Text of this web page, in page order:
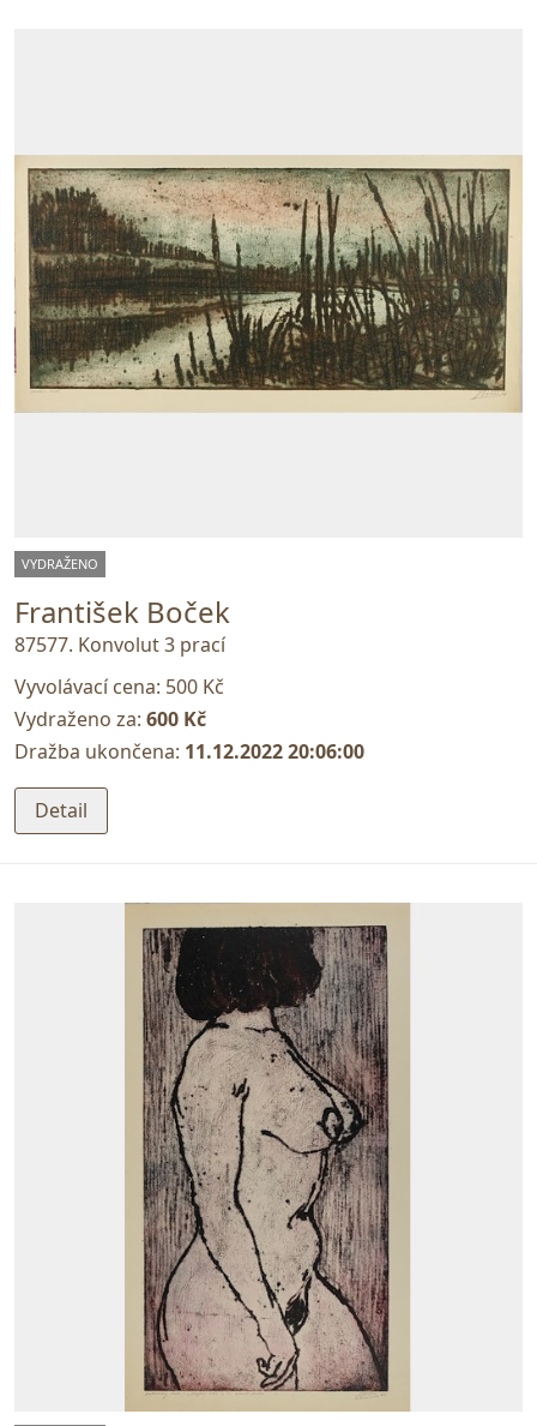
VYDRAŽENO
František Boček
87577. Konvolut 3 prací
Vyvolávací cena: 500 Kč
Vydraženo za: 600 Kč
Dražba ukončena: 11.12.2022 20:06:00
Detail